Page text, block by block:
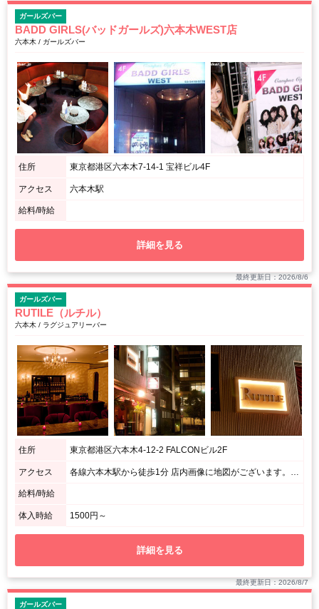
ガールズバー
BADD GIRLS(バッドガールズ)六本木WEST店
六本木 / ガールズバー
住所 東京都港区六本木7-14-1 宝祥ビル4F
アクセス 六本木駅
給料/時給
詳細を見る
最終更新日：2026/8/6
ガールズバー
RUTILE（ルチル）
六本木 / ラグジュアリーバー
住所 東京都港区六本木4-12-2 FALCONビル2F
アクセス 各線六本木駅から徒歩1分 店内画像に地図がございます。ご覧ください。
給料/時給
体入時給 1500円～
詳細を見る
最終更新日：2026/8/7
ガールズバー